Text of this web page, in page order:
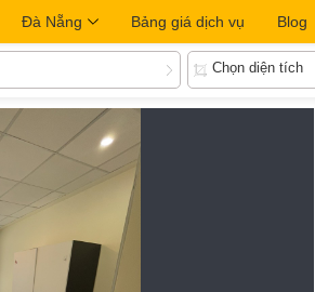
Đà Nẵng Bảng giá dịch vụ Blog
Chọn diện tích